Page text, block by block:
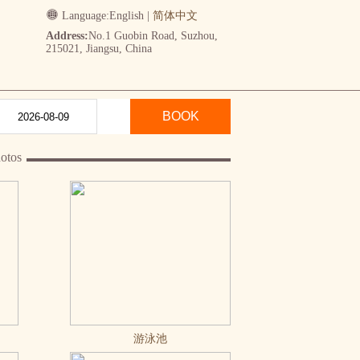
Language:English
简体中文
Address:No.1 Guobin Road, Suzhou,
215021, Jiangsu, China
BOOK
游泳池